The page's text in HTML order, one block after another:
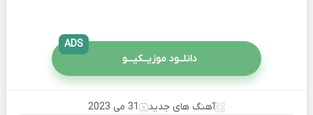
دانلــود موزیــکیـــو
ADS
آهنگ های جدید
31 می 2023